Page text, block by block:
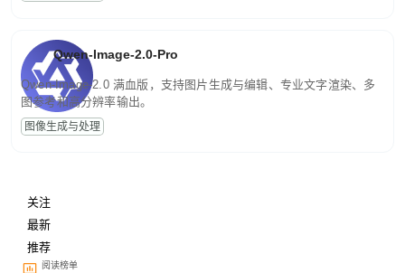
Qwen-Image-2.0-Pro
Qwen-Image-2.0 满血版，支持图片生成与编辑、专业文字渲染、多
图参考和高分辨率输出。
图像生成与处理
关注
最新
推荐
阅读榜单